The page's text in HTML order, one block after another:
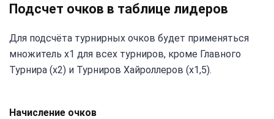
Подсчет очков в таблице лидеров
Для подсчёта турнирных очков будет применяться
множитель х1 для всех турниров, кроме Главного
Турнира (х2) и Турниров Хайроллеров (х1,5).
Начисление очков